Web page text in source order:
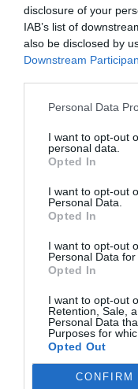
disclosure of your
IAB’s list of
also be disclosed by
Downstream
Personal Data
I want to opt-out
personal data.
Opted In
I want to opt-out
Personal Data.
Opted In
I want to opt-out
Personal Data for
Opted In
I want to opt-out
Retention, Sale,
Personal Data
Purposes for
Opted Out
CONFIRM
Α.Ουψάλα
Μάλμε